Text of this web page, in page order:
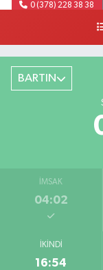
0 (378) 228 38 38
BARTIN
İMSAK
04:02
İKINDI
16:54